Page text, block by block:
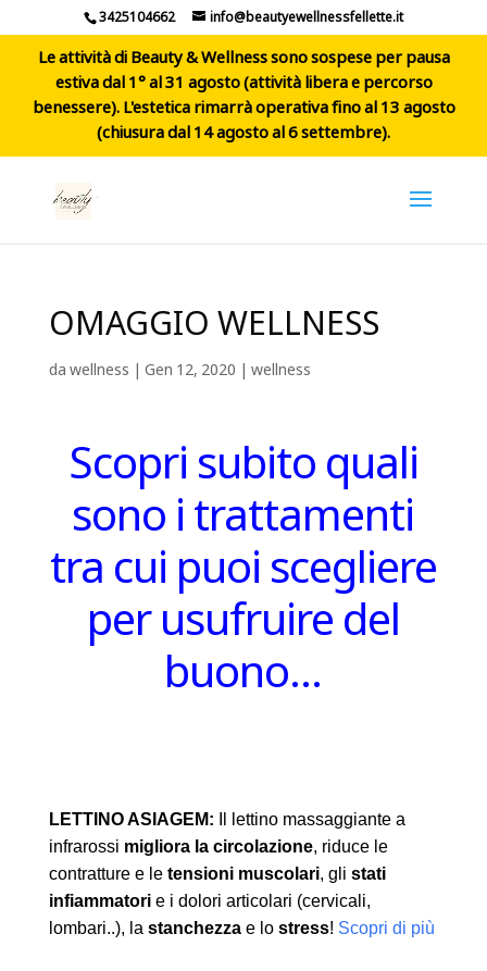
3425104662 info@beautyewellnessfellette.it
Le attività di Beauty & Wellness sono sospese per pausa
estiva dal 1° al 31 agosto (attività libera e percorso
benessere). L'estetica rimarrà operativa fino al 13 agosto
(chiusura dal 14 agosto al 6 settembre).
OMAGGIO WELLNESS
dawellness | Gen 12, 2020 | wellness
Scopri subito quali
sono i trattamenti
tra cui puoi scegliere
per usufruire del
buono…
LETTINO ASIAGEM:
Il lettino massaggiante a
infrarossi migliora la circolazione, riduce le
contratture e le tensioni muscolari, gli stati
infiammatori e i dolori articolari (cervicali,
lombari..), la stanchezzae lo stress! Scopri di più